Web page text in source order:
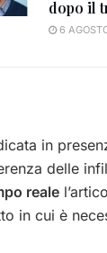
dopo il
6
in
delle
reale
in cui è